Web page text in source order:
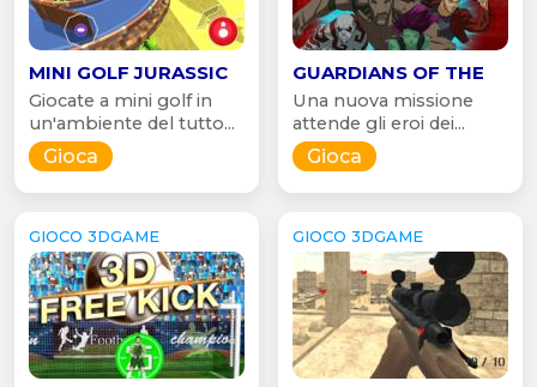
MINI GOLF JURASSIC
Giocate a mini golf in
un'ambiente del tutto...
Gioca
GUARDIANS OF THE
Una nuova missione
attende gli eroi dei...
Gioca
GIOCO 3DGAME GIOCO 3DGAME